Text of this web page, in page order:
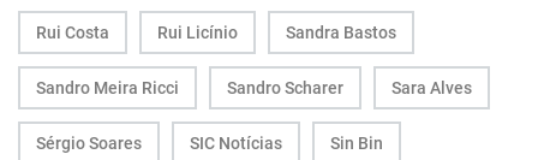
Rui Costa Rui Licínio Sandra Bastos
Sandro Meira Ricci Sandro Scharer Sara Alves
Sérgio Soares SIC Notícias Sin Bin